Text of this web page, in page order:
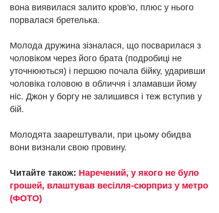
вона виявилася залито кров'ю, плюс у нього
порвалася бретелька.
Молода дружина зізналася, що посварилася з
чоловіком через його брата (подробиці не
уточнюються) і першою почала бійку, ударивши
чоловіка головою в обличчя і зламавши йому
ніс. Джон у боргу не залишився і теж вступив у
бій.
Молодята заарештували, при цьому обидва
вони визнали свою провину.
Читайте також: Наречений, у якого не було
грошей, влаштував весілля-сюрприз у метро
(ФОТО)